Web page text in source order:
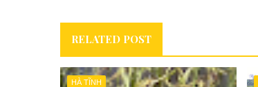
RELATED POST
HÀ TĨNH